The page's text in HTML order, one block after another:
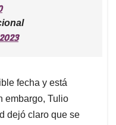
fecha y está
embargo, Tulio
dejó claro que se